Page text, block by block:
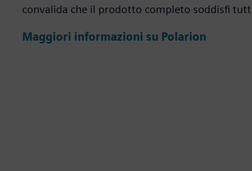
convalida che il prodotto completo soddisfi
Maggiori informazioni su Polarion